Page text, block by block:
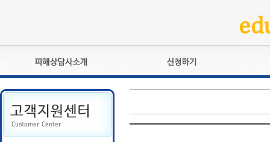
피해상담사란?
자격관리규정
상담사 자격증 확인
- 피해상담사 1급
교육훈련